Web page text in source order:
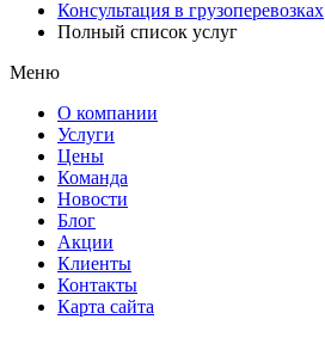
Консультация в грузоперевозках
Полный список услуг
Меню
О компании
Услуги
Цены
Команда
Новости
Блог
Акции
Клиенты
Контакты
Карта сайта